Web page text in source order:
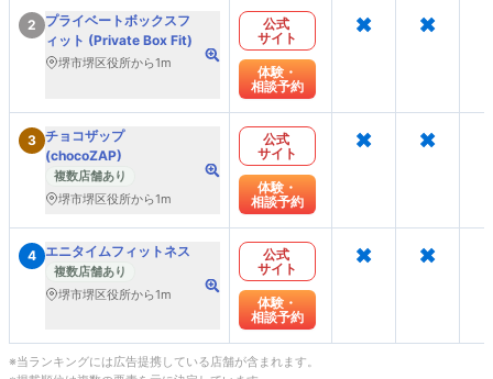
2
プライベートボックスフ
ィット (Private Box Fit)
堺市堺区役所から1m
公式
サイト
体験・
相談予約
× ×
3 チョコザップ
(chocoZAP)
複数店舗あり
堺市堺区役所から1m
公式
サイト
体験・
相談予約
× ×
4 エニタイムフィットネス
複数店舗あり
堺市堺区役所から1m
公式
サイト
体験・
相談予約
× ×
※当ランキングには広告提携している店舗が含まれます。